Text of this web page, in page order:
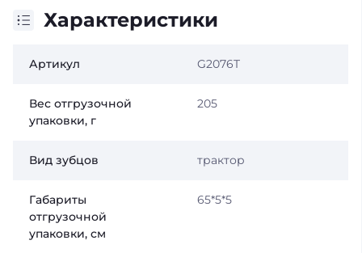
Характеристики
Артикул G2076T
Вес отгрузочной
упаковки, г
205
Вид зубцов трактор
Габариты
отгрузочной
упаковки, см
65*5*5